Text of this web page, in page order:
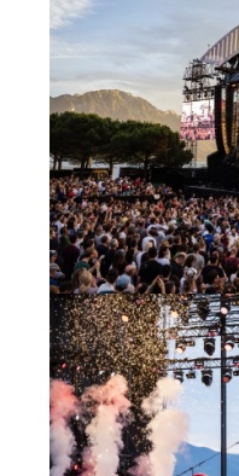
© MJF Marc Ducrest